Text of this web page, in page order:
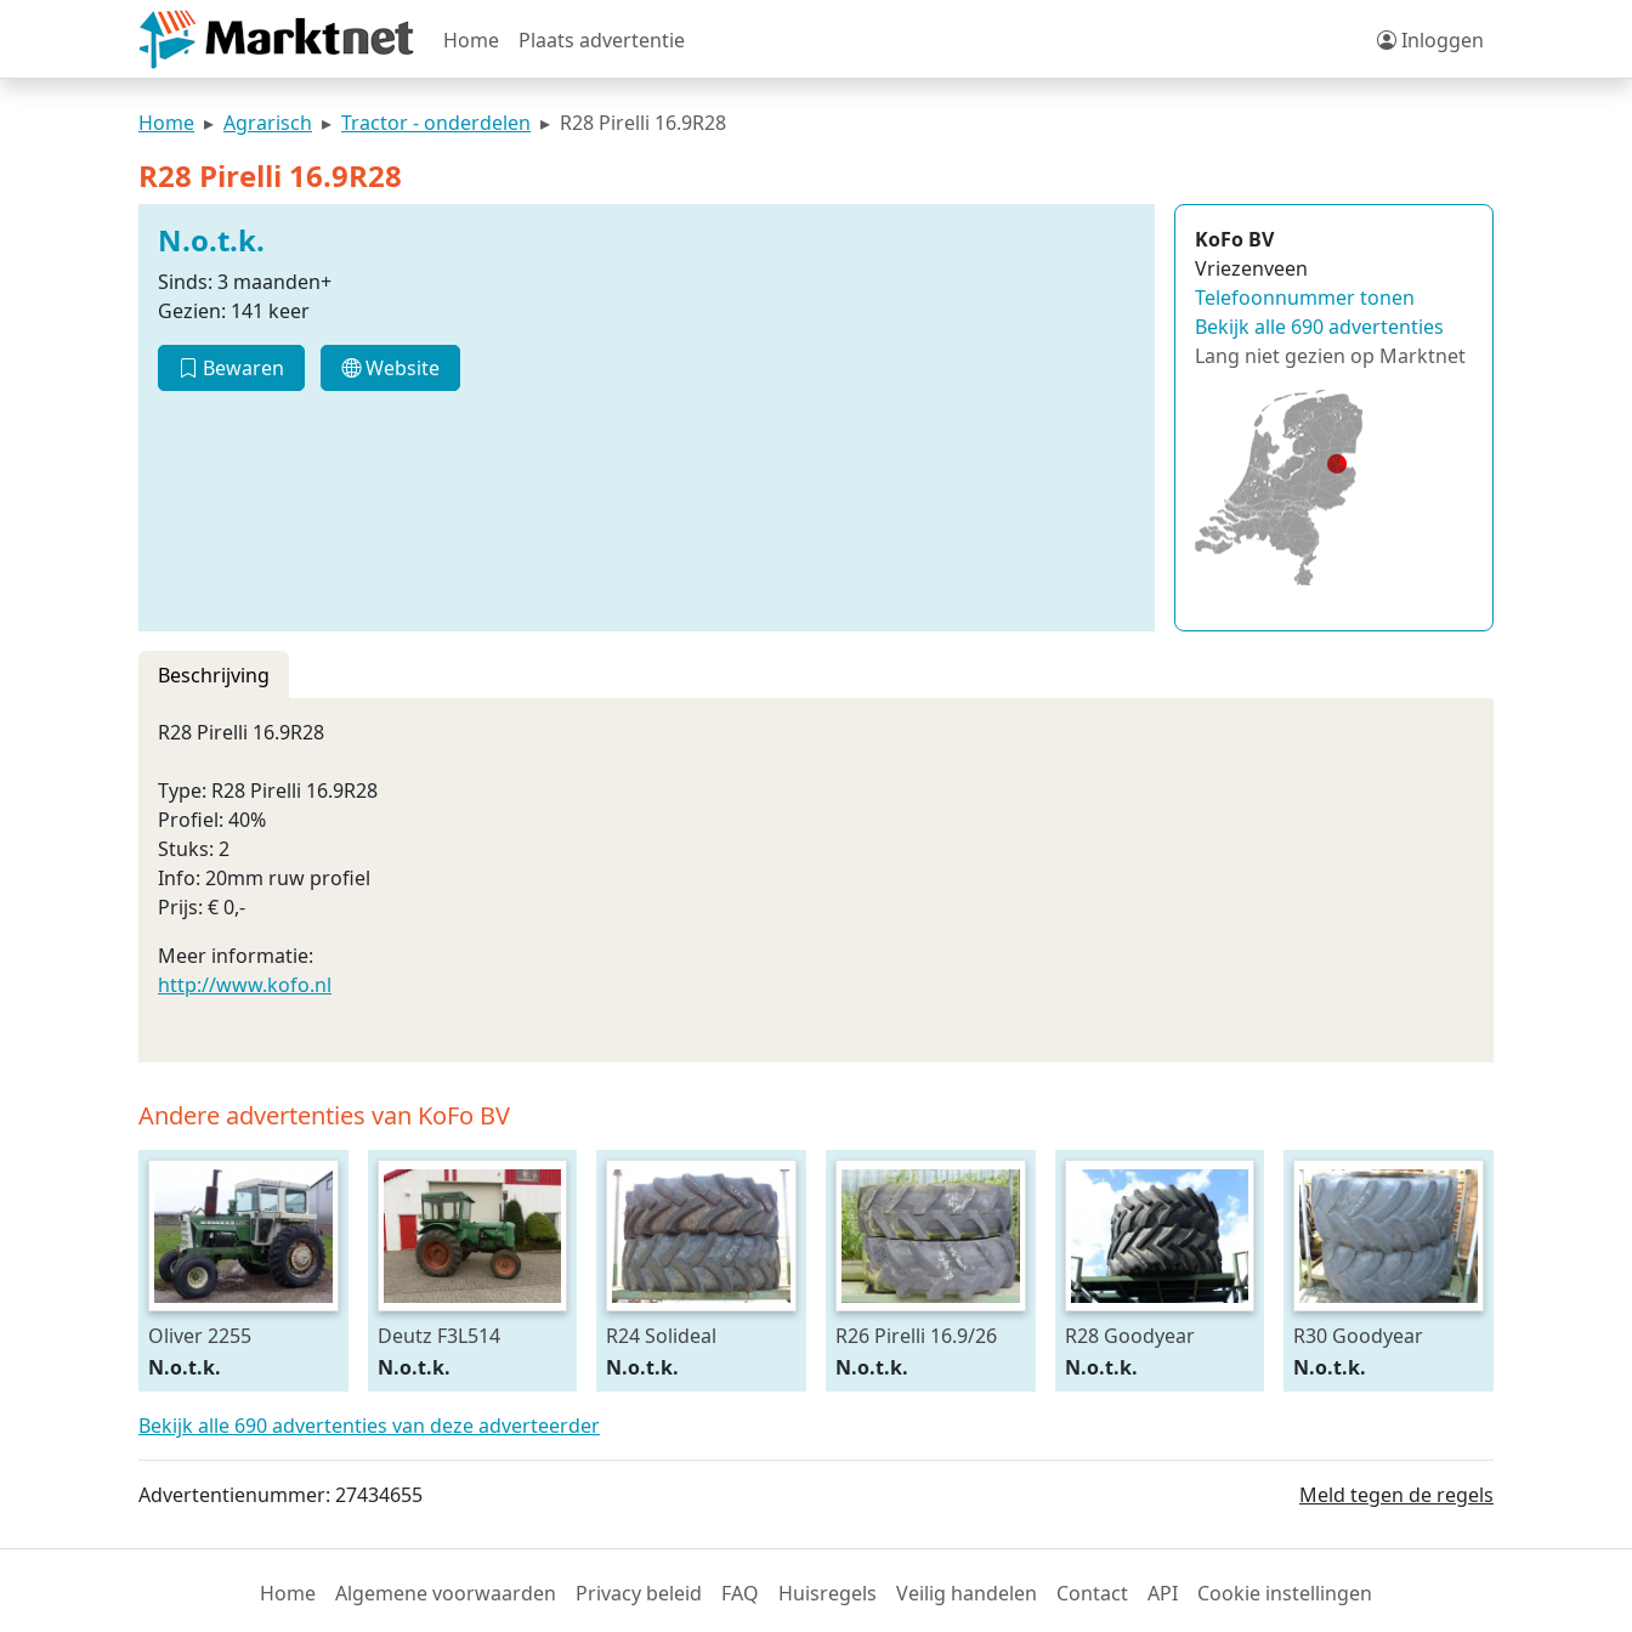
Home Plaats advertentie Inloggen
Home Agrarisch Tractor - onderdelen R28 Pirelli 16.9R28
R28 Pirelli 16.9R28
N.o.t.k.
Sinds: 3 maanden+
Gezien: 141 keer
Bewaren Website
KoFo BV
Vriezenveen
Telefoonnummer tonen
Bekijk alle 690 advertenties
Lang niet gezien op Marktnet
Beschrijving
R28 Pirelli 16.9R28
Type: R28 Pirelli 16.9R28
Profiel: 40%
Stuks: 2
Info: 20mm ruw profiel
Prijs: € 0,-
Meer informatie:
http://www.kofo.nl
Andere advertenties van KoFo BV
Oliver 2255
N.o.t.k.
Deutz F3L514
N.o.t.k.
R24 Solideal
15.5/80R24
N.o.t.k.
R26 Pirelli 16.9/26
N.o.t.k.
R28 Goodyear
540/75R28
N.o.t.k.
R30 Goodyear
600/70R30
N.o.t.k.
Bekijk alle 690 advertenties van deze adverteerder
Advertentienummer: 27434655 Meld tegen de regels
Home Algemene voorwaarden Privacy beleid FAQ Huisregels Veilig handelen Contact API Cookie instellingen